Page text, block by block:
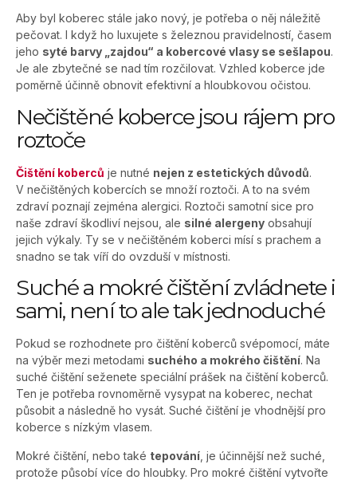
Aby byl koberec stále jako nový, je potřeba o něj náležitě
pečovat. I když ho luxujete s železnou pravidelností, časem
jeho syté barvy „zajdou“ a kobercové vlasy se sešlapou.
Je ale zbytečné se nad tím rozčilovat. Vzhled koberce jde
poměrně účinně obnovit efektivní a hloubkovou očistou.
Nečištěné koberce jsou rájem pro
roztoče
Čištění koberců je nutné nejen z estetických důvodů.
V nečištěných kobercích se množí roztoči. A to na svém
zdraví poznají zejména alergici. Roztoči samotní sice pro
naše zdraví škodliví nejsou, ale silné alergeny obsahují
jejich výkaly. Ty se v nečištěném koberci mísí s prachem a
snadno se tak víří do ovzduší v místnosti.
Suché a mokré čištění zvládnete i
sami, není to ale tak jednoduché
Pokud se rozhodnete pro čištění koberců svépomocí, máte
na výběr mezi metodami suchého a mokrého čištění. Na
suché čištění seženete speciální prášek na čištění koberců.
Ten je potřeba rovnoměrně vysypat na koberec, nechat
působit a následně ho vysát. Suché čištění je vhodnější pro
koberce s nízkým vlasem.
Mokré čištění, nebo také tepování , je účinnější než suché,
protože působí více do hloubky. Pro mokré čištění vytvořte